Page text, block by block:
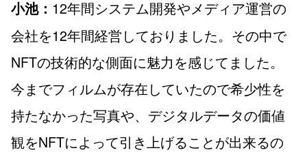
小池： 12年間システム開発やメディア運営の
会社を12年間経営しておりました。その中で
NFTの技術的な側面に魅力を感じてました。
今までフィルムが存在していたので希少性を
持たなかった写真や、デジタルデータの価値
観をNFTによって引き上げることが出来るの